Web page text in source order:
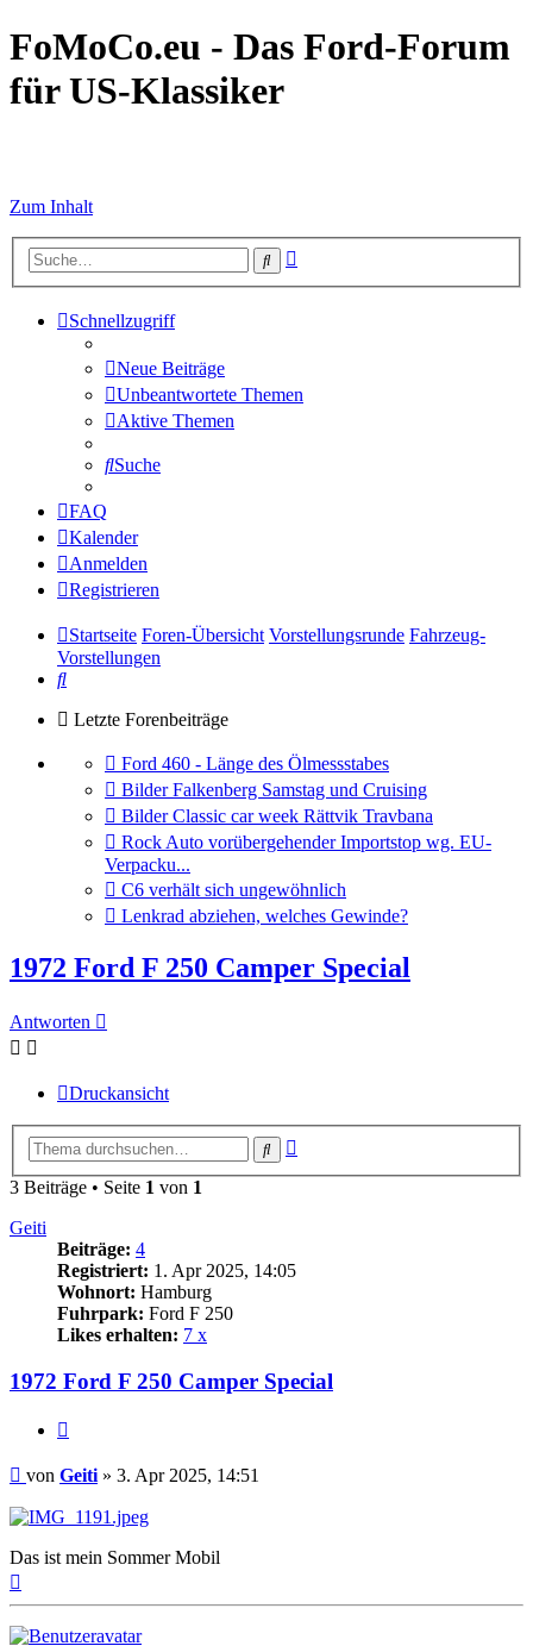
FoMoCo.eu - Das Ford-Forum
für US-Klassiker
Zum Inhalt
Suche
Schnellzugriff
Neue Beiträge
Unbeantwortete Themen
Aktive Themen
Suche
FAQ
Kalender
Anmelden
Registrieren
Startseite Foren-Übersicht Vorstellungsrunde Fahrzeug-
Vorstellungen
Suche
Letzte Forenbeiträge
Gehe
zum
letzten
Beitrag
Ford 460 - Länge des Ölmessstabes
Gehe
zum
letzten
Beitrag
Bilder Falkenberg Samstag und Cruising
Gehe
zum
letzten
Beitrag
Bilder Classic car week Rättvik Travbana
Gehe
zum
letzten
Beitrag
Rock Auto vorübergehender Importstop wg. EU-
Verpacku...
Gehe
zum
letzten
C6 verhält sich ungewöhnlich
Gehe
letzten
Beitrag
Lenkrad abziehen, welches Gewinde?
1972 Ford F 250 Camper Special
Antworten
Druckansicht
Suche
3 Beiträge • Seite 1 von 1
Geiti
Beiträge: 4
Registriert: 1. Apr 2025, 14:05
Wohnort: Hamburg
Fuhrpark: Ford F 250
Likes erhalten: 7 x
1972 Ford F 250 Camper Special
Beitrag
von Geiti » 3. Apr 2025, 14:51
Das ist mein Sommer Mobil